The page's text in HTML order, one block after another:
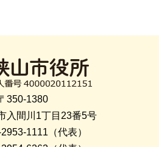
350-1380
入間川1丁目23番5号
1111（代表）